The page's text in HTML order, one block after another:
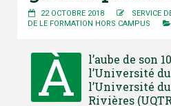
22 OCTOBRE 2018
SERVICE
DE LE FORMATION HORS CAMPUS
À
l’aube de son
l’Université du
l’Université
Rivières